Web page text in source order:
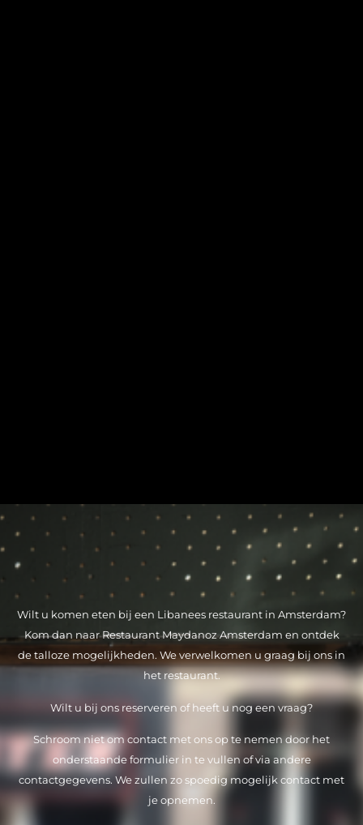
Wilt u komen eten bij een Libanees restaurant in Amsterdam?
Kom dan naar Restaurant Maydanoz Amsterdam en ontdek
de talloze mogelijkheden. We verwelkomen u graag bij ons in
het restaurant.
Wilt u bij ons reserveren of heeft u nog een vraag?
Schroom niet om contact met ons op te nemen door het
onderstaande formulier in te vullen of via andere
contactgegevens. We zullen zo spoedig mogelijk contact met
je opnemen.